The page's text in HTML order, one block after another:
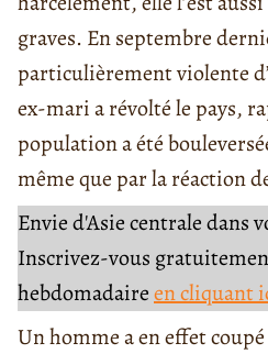
graves. En septembre
particulièrement violente
ex-mari a révolté le pays,
population a été
même que par la réaction
Envie d'Asie centrale dans
Inscrivez-vous
hebdomadaireen cliquant
Un homme a en effet